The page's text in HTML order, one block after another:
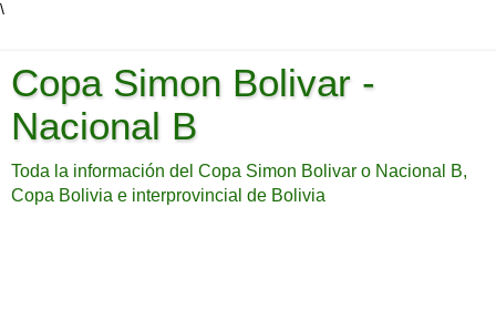
\
Copa Simon Bolivar -
Nacional B
Toda la información del Copa Simon Bolivar o Nacional B,
Copa Bolivia e interprovincial de Bolivia